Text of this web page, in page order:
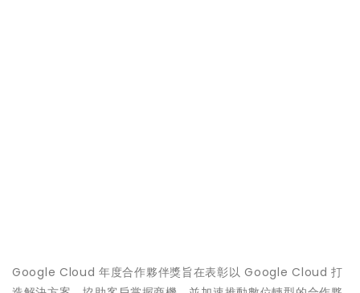
Google Cloud 年度合作夥伴獎旨在表彰以 Google Cloud 打